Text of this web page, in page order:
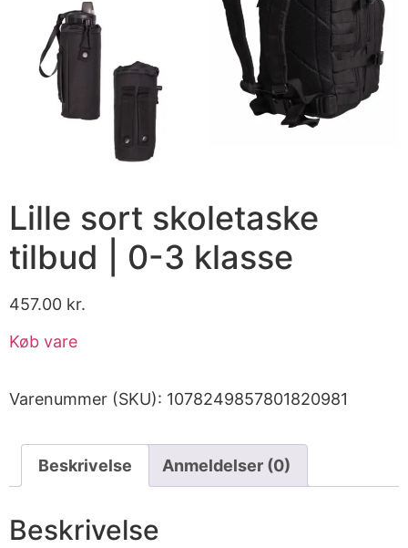
Lille sort skoletaske
tilbud | 0-3 klasse
457.00 kr.
Køb vare
Varenummer (SKU): 1078249857801820981
Beskrivelse Anmeldelser (0)
Beskrivelse